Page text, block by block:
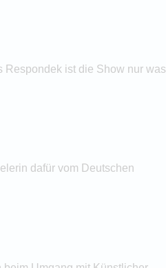
Respondek ist die Show nur was
dafür vom Deutschen